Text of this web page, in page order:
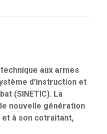
aux armes
d’instruction et
(SINETIC). La
nouvelle génération
et à son cotraitant,